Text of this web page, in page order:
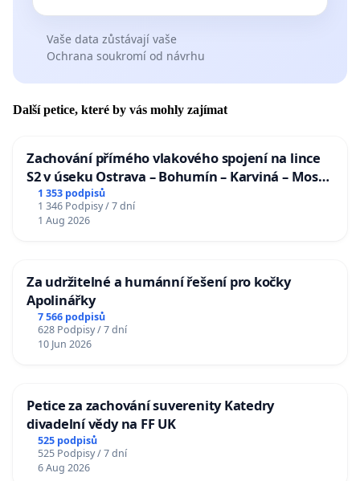
Vaše data zůstávají vaše
Ochrana soukromí od návrhu
Další petice, které by vás mohly zajímat
Zachování přímého vlakového spojení na lince
S2 v úseku Ostrava – Bohumín – Karviná – Mosty
u Jablunkova
1 353 podpisů
1 346 Podpisy / 7 dní
1 Aug 2026
Za udržitelné a humánní řešení pro kočky
Apolinářky
7 566 podpisů
628 Podpisy / 7 dní
10 Jun 2026
Petice za zachování suverenity Katedry
divadelní vědy na FF UK
525 podpisů
525 Podpisy / 7 dní
6 Aug 2026